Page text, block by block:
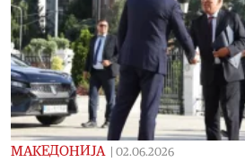
МАКЕДОНИЈА 02.06.2026